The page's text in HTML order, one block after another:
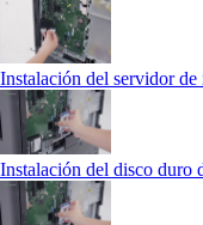
Instalación del servidor
Instalación del disco duro